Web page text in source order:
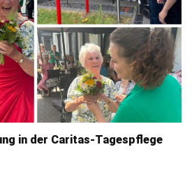
in der Caritas-Tagespflege